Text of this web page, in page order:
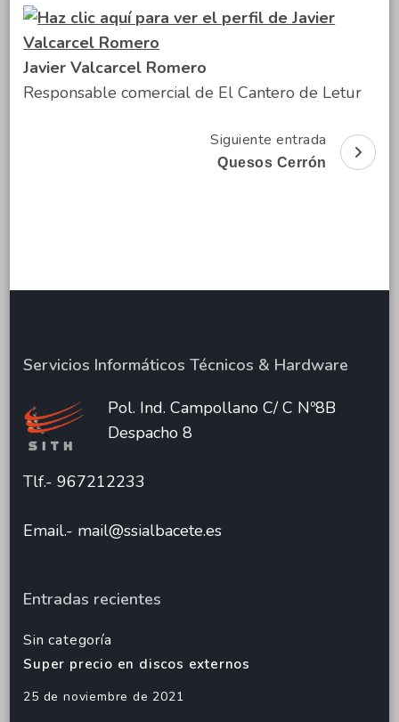
Javier Valcarcel Romero
Responsable comercial de El Cantero de Letur
Siguiente entrada
Quesos Cerrón
Servicios Informáticos Técnicos & Hardware
Pol. Ind. Campollano C/ C Nº8B
Despacho 8
Tlf.- 967212233
Email.- mail@ssialbacete.es
Entradas recientes
Sin categoría
Super precio en discos externos
25 de noviembre de 2021